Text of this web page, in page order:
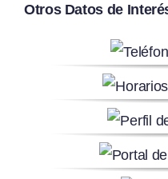
Otros Datos de